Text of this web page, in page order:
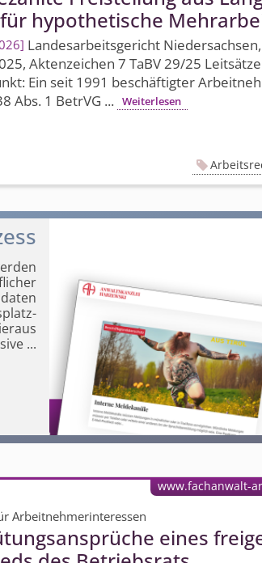
hypothetische
Landesarbeits­gericht
Aktenzeichen 7 TaBV 29/25
Ein seit 1991 beschäftigter
Abs. 1 BetrVG ... Weiterlesen
...
Arbeitnehmerinteressen
eines
www.fachanwalt-